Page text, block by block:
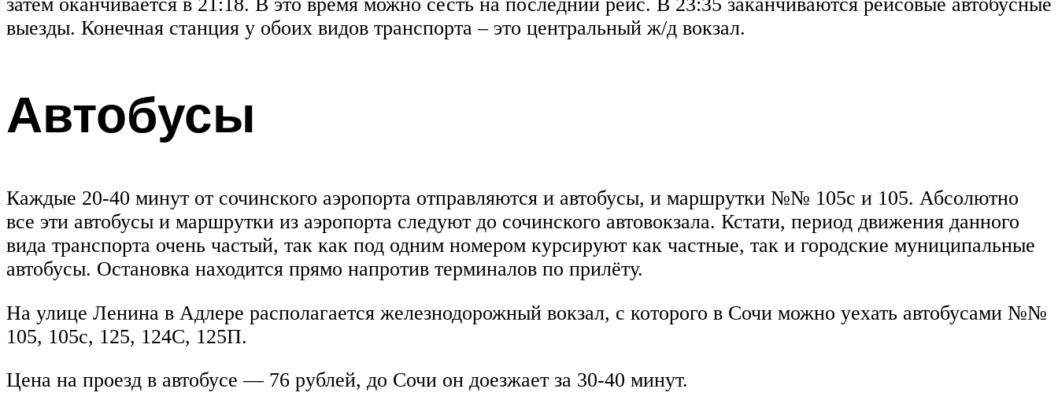
выезды. Конечная станция у обоих видов транспорта – это центральный ж/д вокзал.
Автобусы
Каждые 20-40 минут от сочинского аэропорта отправляются и автобусы, и маршрутки №№ 105с и 105. Абсолютно
все эти автобусы и маршрутки из аэропорта следуют до сочинского автовокзала. Кстати, период движения данного
вида транспорта очень частый, так как под одним номером курсируют как частные, так и городские муниципальные
автобусы. Остановка находится прямо напротив терминалов по прилёту.
На улице Ленина в Адлере располагается железнодорожный вокзал, с которого в Сочи можно уехать автобусами №№
105, 105с, 125, 124С, 125П.
Цена на проезд в автобусе — 76 рублей, до Сочи он доезжает за 30-40 минут.